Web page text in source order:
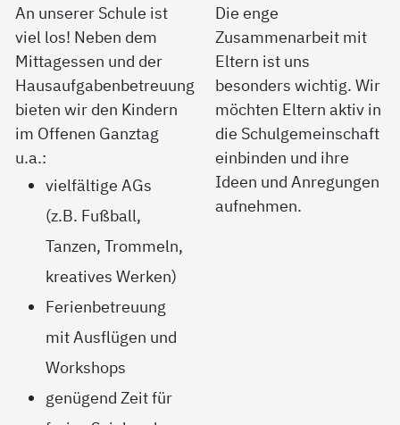
An unserer Schule ist
viel los! Neben dem
Mittagessen und der
Hausaufgabenbetreuung
bieten wir den Kindern
im Offenen Ganztag
u.a.:
vielfältige AGs
(z.B. Fußball,
Tanzen, Trommeln,
kreatives Werken)
Ferienbetreuung
mit Ausflügen und
Workshops
genügend Zeit für
Die enge
Zusammenarbeit mit
Eltern ist uns
besonders wichtig. Wir
möchten Eltern aktiv in
die Schulgemeinschaft
einbinden und ihre
Ideen und Anregungen
aufnehmen.